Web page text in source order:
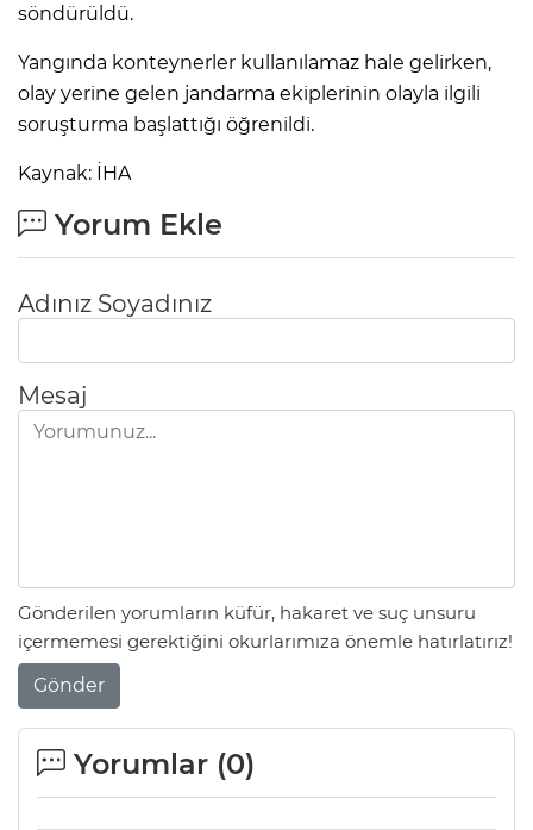
söndürüldü.
Yangında konteynerler kullanılamaz hale gelirken,
olay yerine gelen jandarma ekiplerinin olayla ilgili
soruşturma başlattığı öğrenildi.
Kaynak: İHA
Yorum Ekle
Adınız Soyadınız
Mesaj
Gönderilen yorumların küfür, hakaret ve suç unsuru
içermemesi gerektiğini okurlarımıza önemle hatırlatırız!
Gönder
Yorumlar (0)